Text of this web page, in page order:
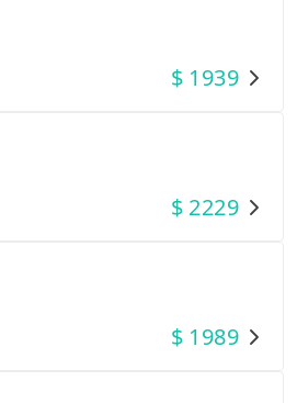
$ 1939
$ 2229
$ 1989